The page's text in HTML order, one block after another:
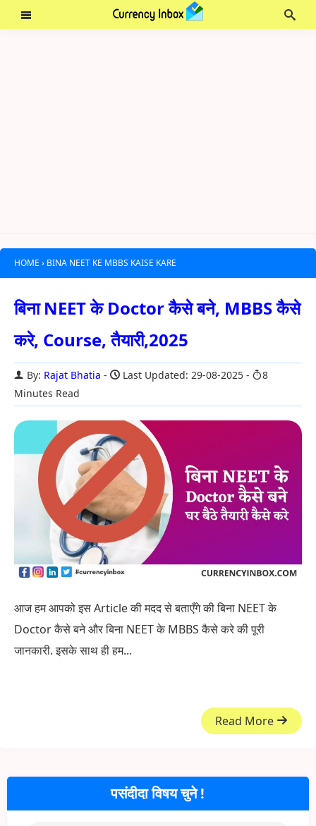
HOME › BINA NEET KE MBBS KAISE KARE
बिना NEET के Doctor कैसे बने, MBBS कैसे
करे, Course, तैयारी,2025
By: Rajat Bhatia Last Updated: 29-08-2025
8
Minutes Read
आज हम आपको इस Article की मदद से बताएँगे की बिना NEET के
Doctor कैसे बने और बिना NEET के MBBS कैसे करे की पूरी
जानकारी. इसके साथ ही हम...
Read More
पसंदीदा विषय चुने !